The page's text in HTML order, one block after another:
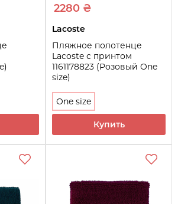
2280 ₴
Lacoste
Пляжное полотенце
Lacoste с принтом
1161178823 (Розовый One
size)
One size
Купить